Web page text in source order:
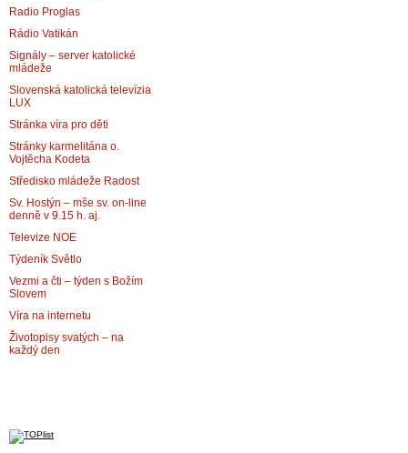
Radio Proglas
Rádio Vatikán
Signály – server katolické
mládeže
Slovenská katolická televízia
LUX
Stránka víra pro děti
Stránky karmelitána o.
Vojtěcha Kodeta
Středisko mládeže Radost
Sv. Hostýn – mše sv. on-line
denně v 9.15 h. aj.
Televize NOE
Týdeník Světlo
Vezmi a čti – týden s Božím
Slovem
Víra na internetu
Životopisy svatých – na
každý den